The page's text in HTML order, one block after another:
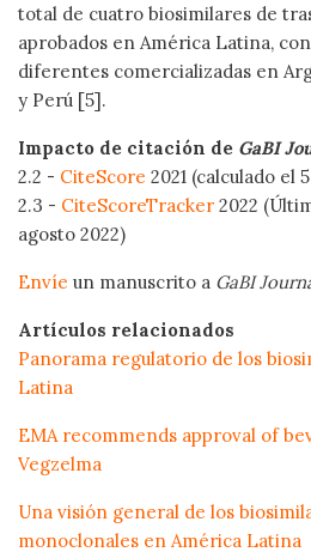
total de cuatro biosimilares de
aprobados en América Latina,
diferentes comercializadas en
y Perú [5].
Impacto de citación de GaBI
2.2 - CiteScore 2021 (calculado el
2.3 - CiteScoreTracker 2022
agosto 2022)
Envíe un manuscrito a GaBI
Artículos relacionados
Panorama regulatorio de los
Latina
EMA recommends approval of
Vegzelma
Una visión general de los
monoclonales en América Latina